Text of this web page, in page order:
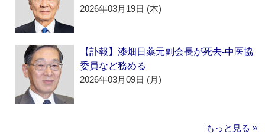
2026年03月19日 (木)
【訃報】漆畑日薬元副会長が死去‐中医協
委員など務める
2026年03月09日 (月)
もっと見る »